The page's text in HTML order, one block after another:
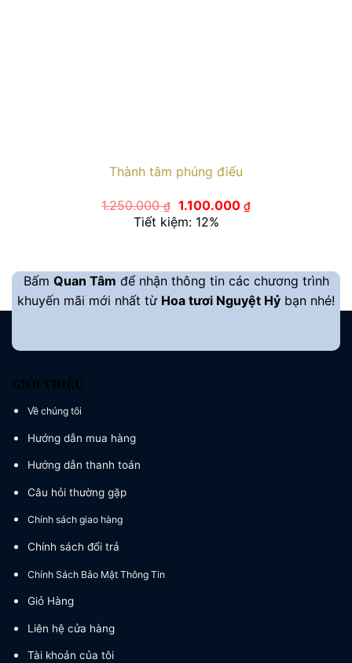
Thành tâm phúng điếu
1.250.000₫ Giá
gốc
là:
1.100.000 ₫Giá
hiện
Tiết kiệm: 12%
Bấm Quan Tâm để nhận thông tin các chương trình
khuyến mãi mới nhất từ Hoa tươi Nguyệt Hỷ bạn nhé!
GIỚI THIỆU
Về chúng tôi
Hướng dẫn mua hàng
Hướng dẫn thanh toán
Câu hỏi thường gặp
Chính sách giao hàng
Chính sách đổi trả
Chính Sách Bảo Mật Thông Tin
Giỏ Hàng
Liên hệ cửa hàng
Tài khoản của tôi